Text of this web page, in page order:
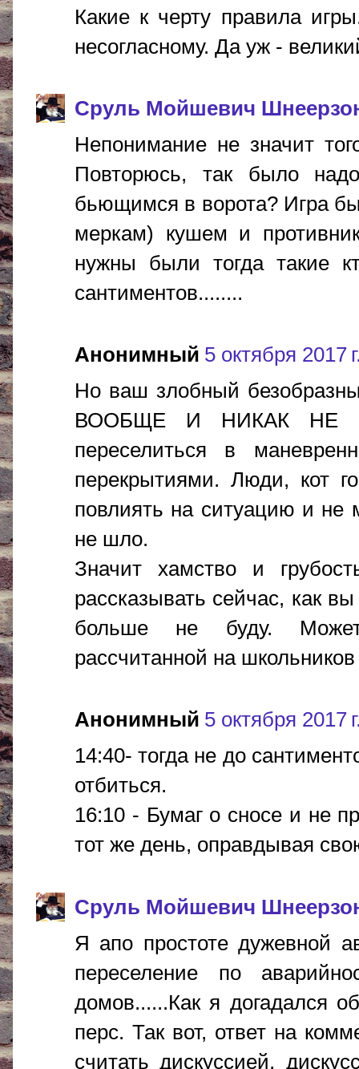
Какие к черту правила
несогласному. Да уж -
Сруль Мойшевич
Непонимание не значит
Повторюсь, так было
бьющимся в ворота? Игра
меркам) кушем и
нужны были тогда такие
сантиментов........
Анонимный 5 октября 2017
Но ваш злобный
ВООБЩЕ И НИКАК НЕ
переселиться в
перекрытиями. Люди, кот
повлиять на ситуацию и не
не шло.
Значит хамство и
рассказывать сейчас, как
больше не буду.
рассчитанной на
Анонимный 5 октября 2017
14:40- тогда не до
отбиться.
16:10 - Бумаг о сносе и не
тот же день, оправдывая
Сруль Мойшевич
Я апо простоте дужевной
переселение по
домов......Как я догадался
перс. Так вот, ответ на
считать дискуссией,